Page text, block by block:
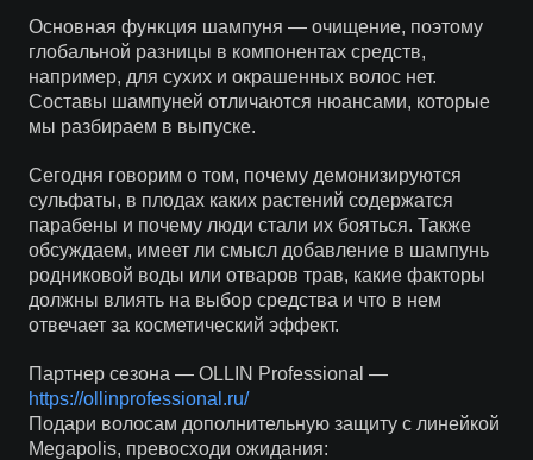
Основная функция шампуня — очищение, поэтому
глобальной разницы в компонентах средств,
например, для сухих и окрашенных волос нет.
Составы шампуней отличаются нюансами, которые
мы разбираем в выпуске.
Сегодня говорим о том, почему демонизируются
сульфаты, в плодах каких растений содержатся
парабены и почему люди стали их бояться. Также
обсуждаем, имеет ли смысл добавление в шампунь
родниковой воды или отваров трав, какие факторы
должны влиять на выбор средства и что в нем
отвечает за косметический эффект.
Партнер сезона — OLLIN Professional —
https://ollinprofessional.ru/
Подари волосам дополнительную защиту с линейкой
Megapolis, превосходи ожидания: